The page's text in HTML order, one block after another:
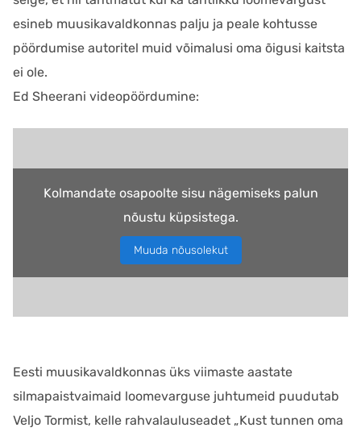
esineb muusikavaldkonnas palju ja peale kohtusse
pöördumise autoritel muid võimalusi oma õigusi kaitsta
ei ole.
Ed Sheerani videopöördumine:
Kolmandate osapoolte sisu nägemiseks palun
nõustu küpsistega.
Muuda nõusolekut
Eesti muusikavaldkonnas üks viimaste aastate
silmapaistvaimaid loomevarguse juhtumeid puudutab
Veljo Tormist, kelle rahvalauluseadet „Kust tunnen oma